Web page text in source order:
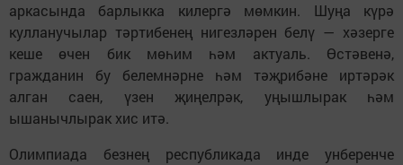
аркасында барлыкка килергә мөмкин. Шуңа күрә
кулланучылар тәртибенең нигезләрен белү — хәзерге
кеше өчен бик мөһим һәм актуаль. Өстәвенә,
гражданин бу белемнәрне һәм тәҗрибәне иртәрәк
алган саен, үзен җиңелрәк, уңышлырак һәм
ышанычлырак хис итә.
Олимпиада безнең республикада инде унберенче